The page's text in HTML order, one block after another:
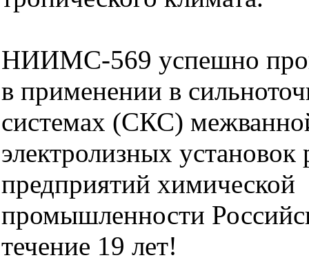
НИИМС-569 успешно
в применении в
системах (СКС)
электролизных установок
предприятий химической
промышленности
течение 19 лет!